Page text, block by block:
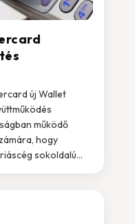
új Wallet
működő
hogy
sokoldalú...